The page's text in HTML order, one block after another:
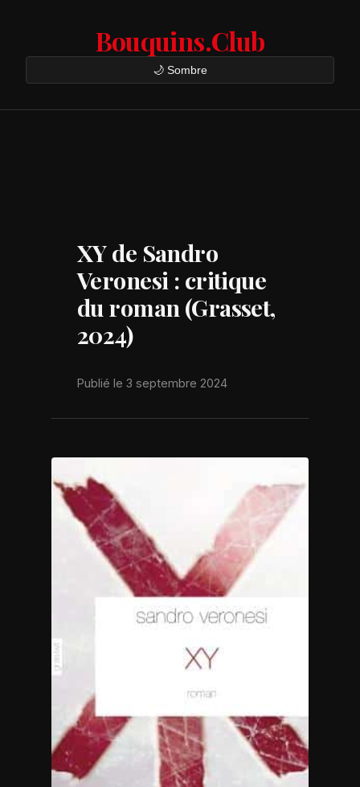
Bouquins.Club
🌙 Sombre
XY de Sandro
Veronesi : critique
du roman (Grasset,
2024)
Publié le 3 septembre 2024